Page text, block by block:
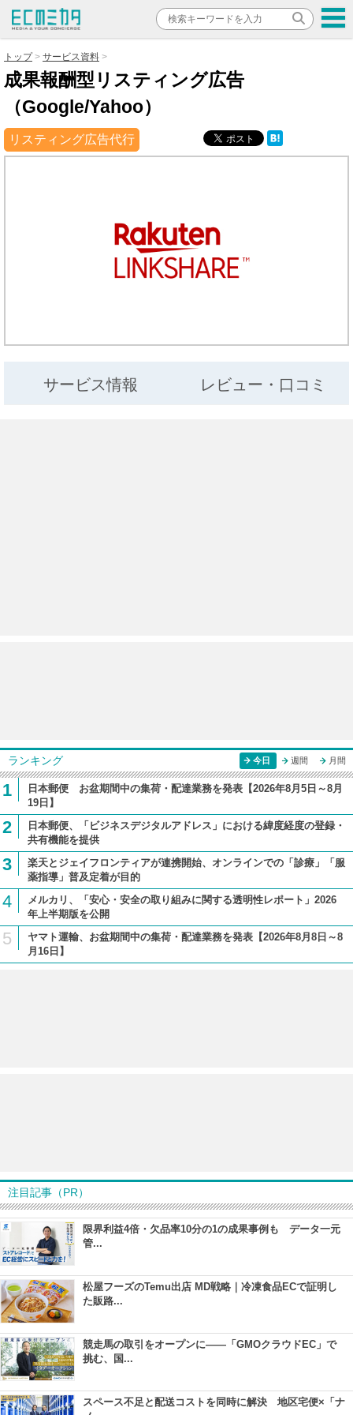
トップ サービス資料
成果報酬型リスティング広告
（Google/Yahoo）
リスティング広告代行
サービス情報 レビュー・口コミ
ランキング 今日 週間 月間
1
日本郵便 お盆期間中の集荷・配達業務を発表【2026年8月5日～8月
19日】
2
日本郵便、「ビジネスデジタルアドレス」における緯度経度の登録・
共有機能を提供
3
楽天とジェイフロンティアが連携開始、オンラインでの「診療」「服
薬指導」普及定着が目的
4
メルカリ、「安心・安全の取り組みに関する透明性レポート」2026
年上半期版を公開
5
ヤマト運輸、お盆期間中の集荷・配達業務を発表【2026年8月8日～8
月16日】
注目記事（PR）
限界利益4倍・欠品率10分の1の成果事例も データ一元
管...
松屋フーズのTemu出店 MD戦略｜冷凍食品ECで証明し
た販路...
競走馬の取引をオープンに――「GMOクラウドEC」で
挑む、国...
スペース不足と配送コストを同時に解決 地区宅便×「ナ